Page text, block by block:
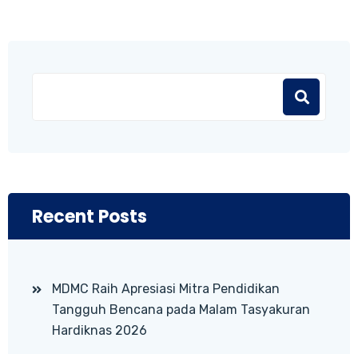
Recent Posts
MDMC Raih Apresiasi Mitra Pendidikan
Tangguh Bencana pada Malam Tasyakuran
Hardiknas 2026